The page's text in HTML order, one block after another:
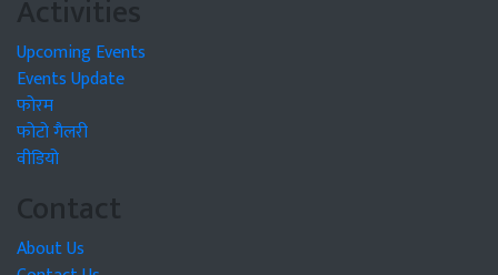
Activities
Upcoming Events
Events Update
फोरम
फोटो गैलरी
वीडियो
Contact
About Us